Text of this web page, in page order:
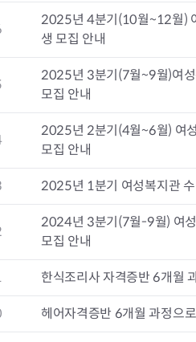
2025년 4분기(10월~12월)
생 모집 안내
2025년 3분기(7월~9월)여성
모집 안내
2025년 2분기(4월~6월) 여
모집 안내
2025년 1분기 여성복지관
2024년 3분기(7월-9월) 여
모집 안내
한식조리사 자격증반 6개월
헤어자격증반 6개월 과정으